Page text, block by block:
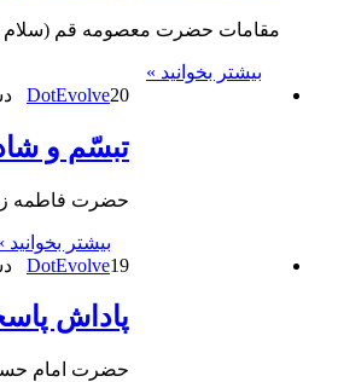
مقامات حضرت معصومه قم (سلام الله
بیشتر بخوانید »
DotEvolve20 دسامبر 2022
تبسّم و
حضرت فاطمه
بیشتر بخوانید
DotEvolve19 دسامبر 2022
پاداش
حضرت امام